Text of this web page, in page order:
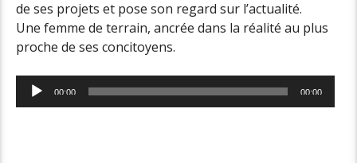
de ses projets et pose son regard sur l’actualité.
Une femme de terrain, ancrée dans la réalité au plus
proche de ses concitoyens.
Lecteur
audio
00:00 00:00